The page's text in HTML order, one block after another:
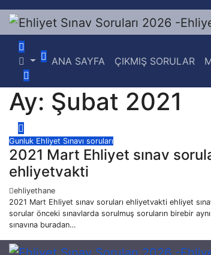
Skip
content
ANA SAYFA ÇIKMIŞ SORULAR
Ay: Şubat 2021
Gunluk Ehliyet Sınavı soruları
2021 Mart Ehliyet sınav
ehliyetvakti
ehliyethane
2021 Mart Ehliyet sınav soruları ehliyetvakti ehliyet
sorular önceki sınavlarda sorulmuş soruların birebir
sınavına buradan…